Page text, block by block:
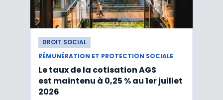
DROIT SOCIAL
RÉMUNÉRATION ET PROTECTION SOCIALE
Le taux de la cotisation AGS
est maintenu à 0,25 % au 1er juillet
2026